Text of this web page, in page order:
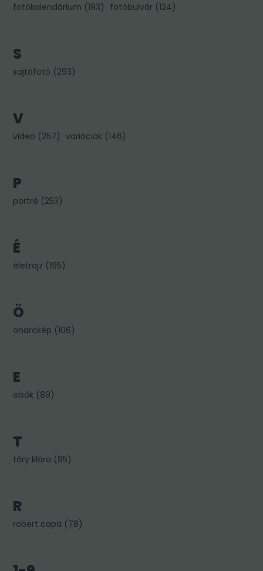
fotókalendárium (193) fotóbulvár (124)
S
sajtófotó (293)
V
video (257) variációk (146)
P
portré (253)
É
életrajz (195)
Ö
önarckép (106)
E
elsők (89)
T
tőry klára (85)
R
robert capa (78)